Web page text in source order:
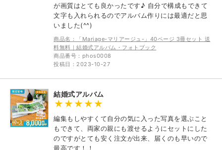
が画質はとても良かったです♪ 自分で構成もできて
文字も入れられるのでアルバム作りには最適だと思
いました(^^)
商品名：「Mariage-マリアージュ-」40ページ 3冊セット 送
料無料｜結婚式アルバム・フォトブック
商品番号：phos0008
投稿日：2023-10-27
結婚式アルバム
編集もしやすくて自分の気に入った写真を選ぶこと
もできて、両家の親にも渡せるようにセットにした
のですがとても安く注文が出来、届くのも早いので
最高です！！